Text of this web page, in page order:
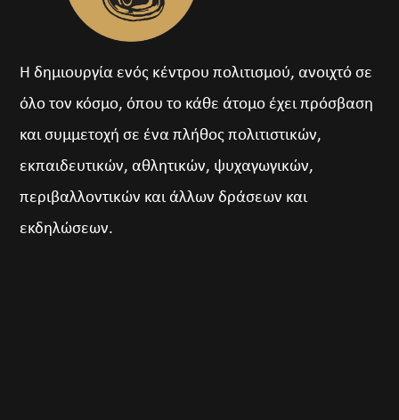
Η δημιουργία ενός κέντρου πολιτισμού, ανοιχτό σε
όλο τον κόσμο, όπου το κάθε άτομο έχει πρόσβαση
και συμμετοχή σε ένα πλήθος πολιτιστικών,
εκπαιδευτικών, αθλητικών, ψυχαγωγικών,
περιβαλλοντικών και άλλων δράσεων και
εκδηλώσεων.